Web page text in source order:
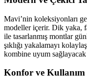
Mavi’nin koleksiyonları
modeller içerir. Dik yaka,
ile tasarlanmış montlar
şıklığı yakalamayı
kombine uyum
Konfor ve Kullanım